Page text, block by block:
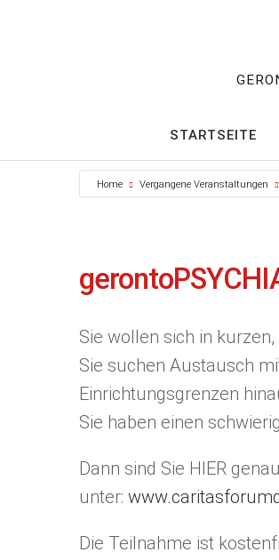
STARTSEITE
Home Vergangene Veranstaltungen
Sie wollen sich in
Sie suchen Austausch
Einrichtungsgrenzen
Sie haben einen
Dann sind Sie HIER
unter:
Die Teilnahme ist